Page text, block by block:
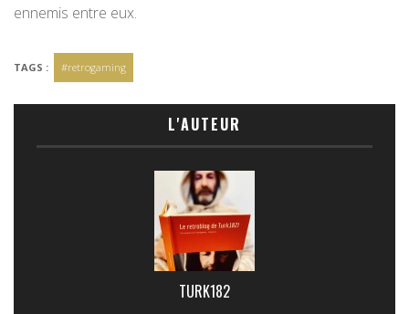
ennemis entre eux.
TAGS : #retrogaming
L'AUTEUR
TURK182